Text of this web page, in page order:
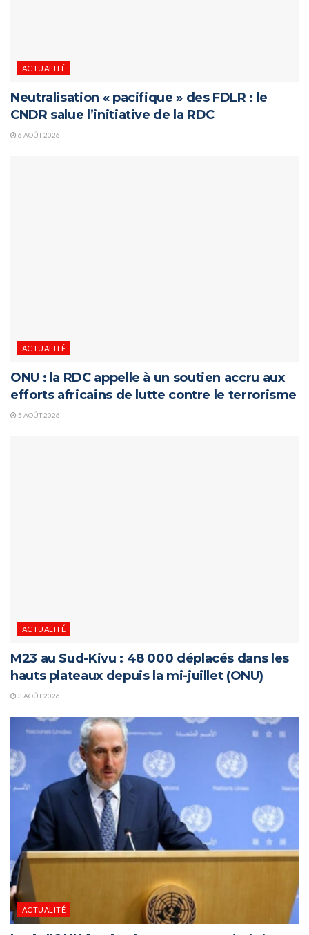
ACTUALITÉ
Neutralisation « pacifique » des FDLR : le
CNDR salue l’initiative de la RDC
6 AOÛT 2026
ACTUALITÉ
ONU : la RDC appelle à un soutien accru aux
efforts africains de lutte contre le terrorisme
5 AOÛT 2026
ACTUALITÉ
M23 au Sud-Kivu : 48 000 déplacés dans les
hauts plateaux depuis la mi-juillet (ONU)
3 AOÛT 2026
ACTUALITÉ